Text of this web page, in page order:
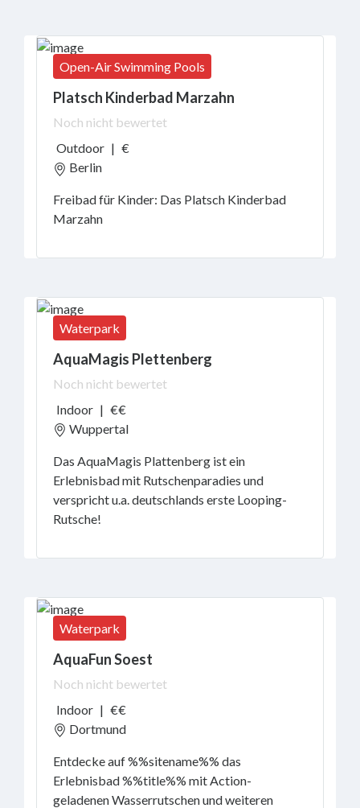
Open-Air Swimming Pools
Platsch Kinderbad Marzahn
Noch nicht bewertet
Outdoor | €
Berlin
Freibad für Kinder: Das Platsch Kinderbad
Marzahn
Waterpark
AquaMagis Plettenberg
Noch nicht bewertet
Indoor | €€
Wuppertal
Das AquaMagis Plattenberg ist ein
Erlebnisbad mit Rutschenparadies und
verspricht u.a. deutschlands erste Looping-
Rutsche!
Waterpark
AquaFun Soest
Noch nicht bewertet
Indoor | €€
Dortmund
Entdecke auf %%sitename%% das
Erlebnisbad %%title%% mit Action-
geladenen Wasserrutschen und weiteren